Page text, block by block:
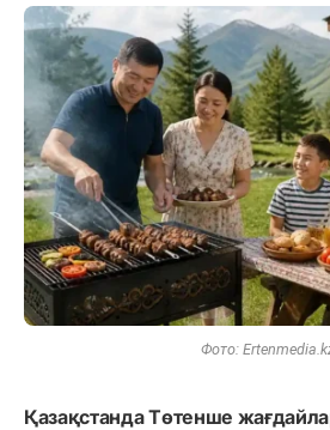
Фото:
Қазақстанда Төтенше